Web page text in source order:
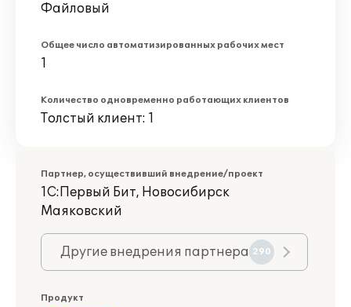
Файловый
Общее число автоматизированных рабочих мест
1
Количество одновременно работающих клиентов
Толстый клиент: 1
Партнер, осуществивший внедрение/проект
1С:Первый Бит, Новосибирск
Маяковский
Другие внедрения партнера 290
Продукт